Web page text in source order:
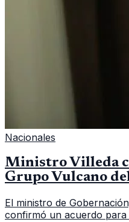
Nacionales
Ministro Villeda
Grupo Vulcano
El ministro de
confirmó un acuerdo